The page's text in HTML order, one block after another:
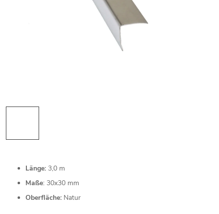
Länge: 3,0 m
Maße: 30x30 mm
Oberfläche: Natur